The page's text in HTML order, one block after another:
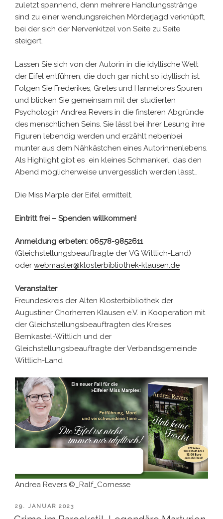
zuletzt spannend, denn mehrere Handlungsstränge
sind zu einer wendungsreichen Mörderjagd verknüpft,
bei der sich der Nervenkitzel von Seite zu Seite
steigert.
Lassen Sie sich von der Autorin in die idyllische Welt
der Eifel entführen, die doch gar nicht so idyllisch ist.
Folgen Sie Frederikes, Gretes und Hannelores Spuren
und blicken Sie gemeinsam mit der studierten
Psychologin Andrea Revers in die finsteren Abgründe
des menschlichen Seins. Sie lässt bei ihrer Lesung ihre
Figuren lebendig werden und erzählt nebenbei
munter aus dem Nähkästchen eines Autorinnenlebens.
Als Highlight gibt es ein kleines Schmankerl, das den
Abend möglicherweise unvergesslich werden lässt…
Die Miss Marple der Eifel ermittelt.
Eintritt frei – Spenden willkommen!
Anmeldung erbeten: 06578-9852611
(Gleichstellungsbeauftragte der VG Wittlich-Land)
oder webmaster@klosterbibliothek-klausen.de
Veranstalter:
Freundeskreis der Alten Klosterbibliothek der
Augustiner Chorherren Klausen e.V. in Kooperation mit
der Gleichstellungsbeauftragten des Kreises
Bernkastel-Wittlich und der
Gleichstellungsbeauftragte der Verbandsgemeinde
Wittlich-Land
Andrea Revers ©_Ralf_Cornesse
VERÖFFENTLICHT
AM
29. JANUAR 2023